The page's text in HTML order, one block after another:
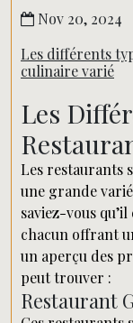
Nov 20, 2024
Les différents
culinaire varié
Les
Les restaurants
une grande
saviez-vous
chacun offrant
un aperçu des
peut trouver :
Restaurant